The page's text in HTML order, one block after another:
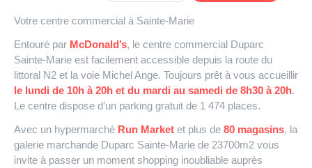
Votre centre commercial à Sainte-Marie
Entouré par McDonald’s, le centre commercial Duparc
Sainte-Marie est facilement accessible depuis la route du
littoral N2 et la voie Michel Ange. Toujours prêt à vous accueillir
le lundi de 10h à 20h et du mardi au samedi de 8h30 à 20h.
Le centre dispose d’un parking gratuit de 1 474 places.
Avec un hypermarché Run Market et plus de 80 magasins, la
galerie marchande Duparc Sainte-Marie de 23700m2 vous
invite à passer un moment shopping inoubliable auprès